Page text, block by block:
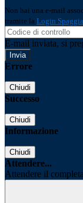
Non hai una e-mail
tramite la Login
E-mail inviata, si
Errore
Chiudi
Successo
Chiudi
Informazione
Chiudi
Attendere...
Attendere il